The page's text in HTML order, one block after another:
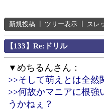
新規投稿 ツリー表示 スレ
【133】Re:ドリル
▼めちるんさん：
>>そして萌えとは全然
>>何故かマニアに根強
うかねぇ？